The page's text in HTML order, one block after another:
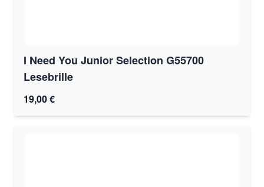
I Need You Junior Selection G55700
Lesebrille
19,00 €